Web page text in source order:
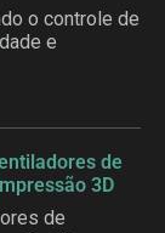
o controle de
e
de
3D
de